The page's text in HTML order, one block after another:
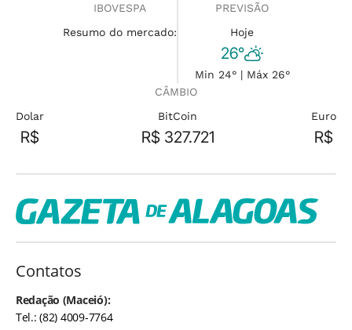
IBOVESPA
Resumo do mercado:
PREVISÃO
Hoje
26°
Min 24° | Máx 26°
CÂMBIO
Dolar
R$
BitCoin
R$ 327.721
Euro
R$
Contatos
Redação (Maceió):
Tel.: (82) 4009-7764